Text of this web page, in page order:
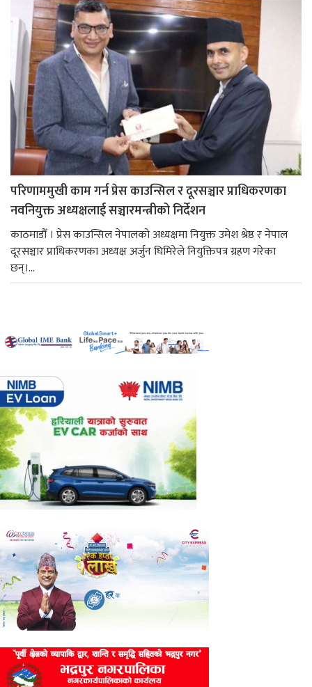
परिणाममुखी काम गर्न प्रेस काउन्सिल र दूरसञ्चार प्राधिकरणका
नवनियुक्त अध्यक्षलाई सञ्चारमन्त्रीको निर्देशन
काठमाडौँ । प्रेस काउन्सिल नेपालको अध्यक्षमा नियुक्त उमेश श्रेष्ठ र नेपाल
दूरसञ्चार प्राधिकरणका अध्यक्ष अर्जुन घिमिरेले नियुक्तिपत्र ग्रहण गरेका
छन्।...